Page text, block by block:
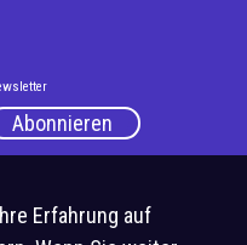
Abonnieren
Erfahrung auf